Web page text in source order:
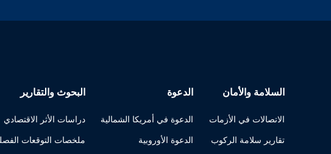
السلامة والأمان
الاتصالات في الأزمات
تقارير سلامة الركوب
الدعوة
الدعوة في أمريكا الشمالية
الدعوة الأوروبية
البحوث والتقارير
دراسات الأثر الاقتصادي
ملخصات التوقعات